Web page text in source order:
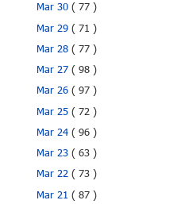
Mar 30( 77 )
Mar 29( 71 )
Mar 28( 77 )
Mar 27( 98 )
Mar 26( 97 )
Mar 25( 72 )
Mar 24( 96 )
Mar 23( 63 )
Mar 22( 73 )
Mar 21( 87 )